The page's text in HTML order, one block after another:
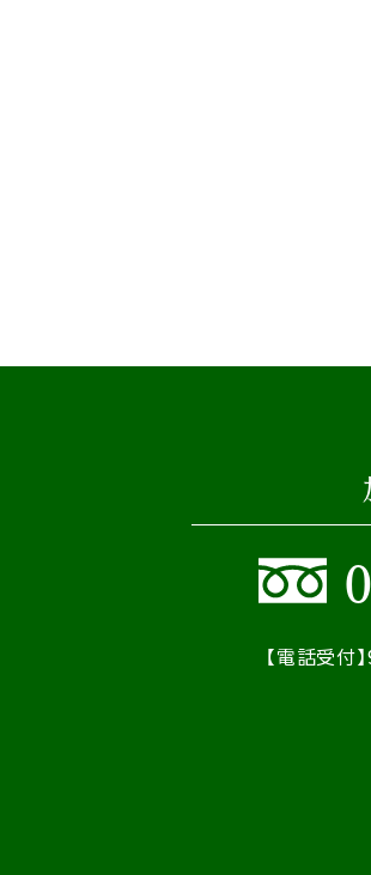
【電話受付